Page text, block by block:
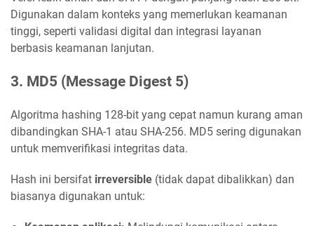
Digunakan dalam konteks yang memerlukan keamanan
tinggi, seperti validasi digital dan integrasi layanan
berbasis keamanan lanjutan.
3. MD5 (Message Digest 5)
Algoritma hashing 128-bit yang cepat namun kurang aman
dibandingkan SHA-1 atau SHA-256. MD5 sering digunakan
untuk memverifikasi integritas data.
Hash ini bersifat irreversible (tidak dapat dibalikkan) dan
biasanya digunakan untuk: